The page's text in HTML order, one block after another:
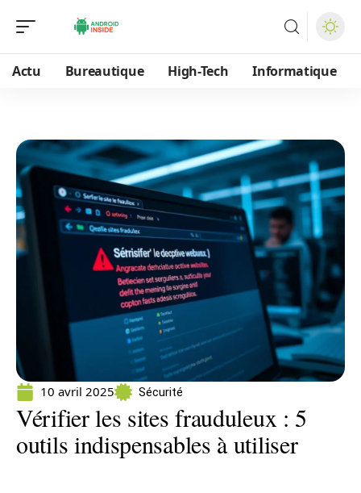
Actu Bureautique High-Tech Informatique
10 avril 2025 Sécurité
Vérifier les sites frauduleux : 5
outils indispensables à utiliser